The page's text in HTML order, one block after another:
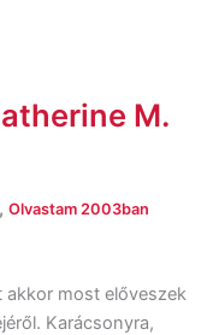
M.
Olvastam 2003ban
akkor most előveszek
Karácsonyra,